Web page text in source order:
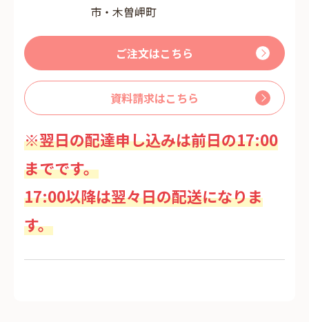
市・木曽岬町
ご注文はこちら
資料請求はこちら
※翌日の配達申し込みは前日の17:00
までです。
17:00以降は翌々日の配送になりま
す。